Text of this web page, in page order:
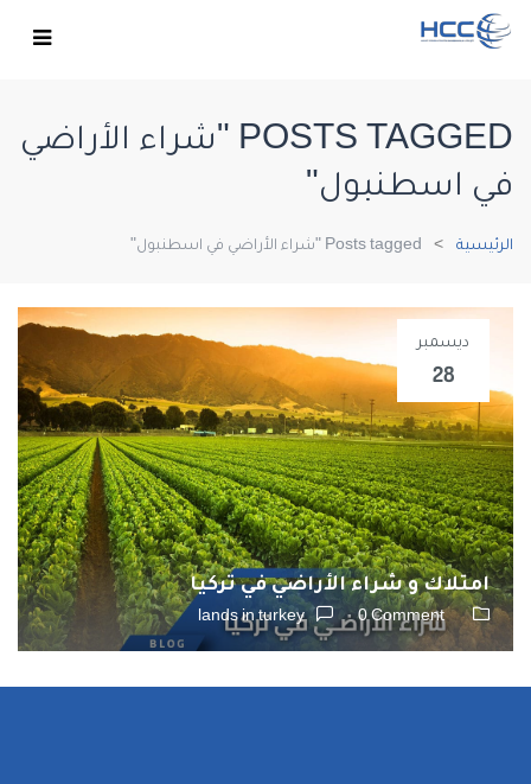
POSTS TAGGED "شراء الأراضي
في اسطنبول"
الرئيسية Posts tagged "شراء الأراضي في اسطنبول"
ديسمبر
28
امتلاك و شراء الأراضي في تركيا
lands in turkey 0 Comment